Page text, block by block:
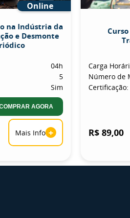
Online
na Indústria da
e Desmonte
04h
5
Sim
AGORA
Mais Info +
Carga
Número de
Certificação:
R$ 89,00